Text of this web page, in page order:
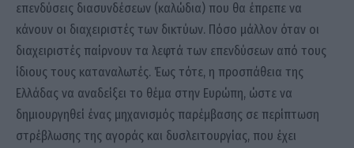
επενδύσεις διασυνδέσεων (καλώδια) που θα έπρεπε να
κάνουν οι διαχειριστές των δικτύων. Πόσο μάλλον όταν οι
διαχειριστές παίρνουν τα λεφτά των επενδύσεων από τους
ίδιους τους καταναλωτές. Έως τότε, η προσπάθεια της
Ελλάδας να αναδείξει το θέμα στην Ευρώπη, ώστε να
δημιουργηθεί ένας μηχανισμός παρέμβασης σε περίπτωση
στρέβλωσης της αγοράς και δυσλειτουργίας, που έχει